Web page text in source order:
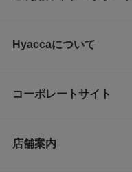
Hyaccaについて
コーポレートサイト
店舗案内